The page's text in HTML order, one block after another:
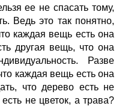
ее не спасать тому,
Ведь это так понятно,
каждая вещь есть она
другая вещь, что она
Разве
каждая вещь есть она
что дерево есть не
не цветок, а трава?